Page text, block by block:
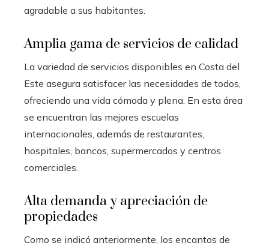
agradable a sus habitantes.
Amplia gama de servicios de calidad
La variedad de servicios disponibles en Costa del
Este asegura satisfacer las necesidades de todos,
ofreciendo una vida cómoda y plena. En esta área
se encuentran las mejores escuelas
internacionales, además de restaurantes,
hospitales, bancos, supermercados y centros
comerciales.
Alta demanda y apreciación de
propiedades
Como se indicó anteriormente, los encantos de